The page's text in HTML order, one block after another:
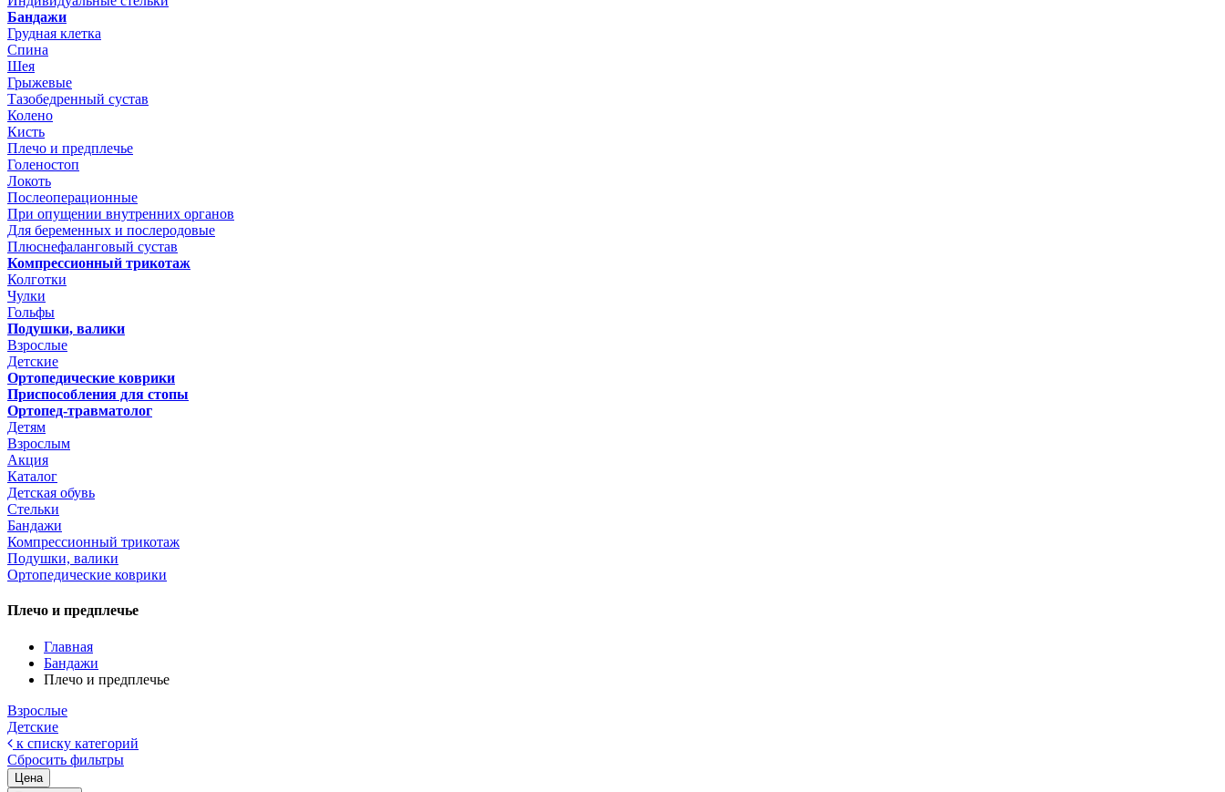
Бандажи
Грудная клетка
Спина
Шея
Грыжевые
Тазобедренный сустав
Колено
Кисть
Плечо и предплечье
Голеностоп
Локоть
Послеоперационные
При опущении внутренних органов
Для беременных и послеродовые
Плюснефаланговый сустав
Компрессионный трикотаж
Колготки
Чулки
Гольфы
Подушки, валики
Взрослые
Детские
Ортопедические коврики
Приспособления для стопы
Ортопед-травматолог
Детям
Взрослым
Акция
Каталог
Детская обувь
Стельки
Бандажи
Компрессионный трикотаж
Подушки, валики
Ортопедические коврики
Плечо и предплечье
Главная
Бандажи
Плечо и предплечье
Взрослые
Детские
к списку категорий
Сбросить фильтры
Цена